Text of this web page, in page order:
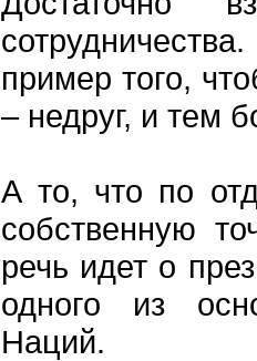
пример того,
– недруг, и тем
А то, что по
собственную
речь идет о
одного из
Наций.